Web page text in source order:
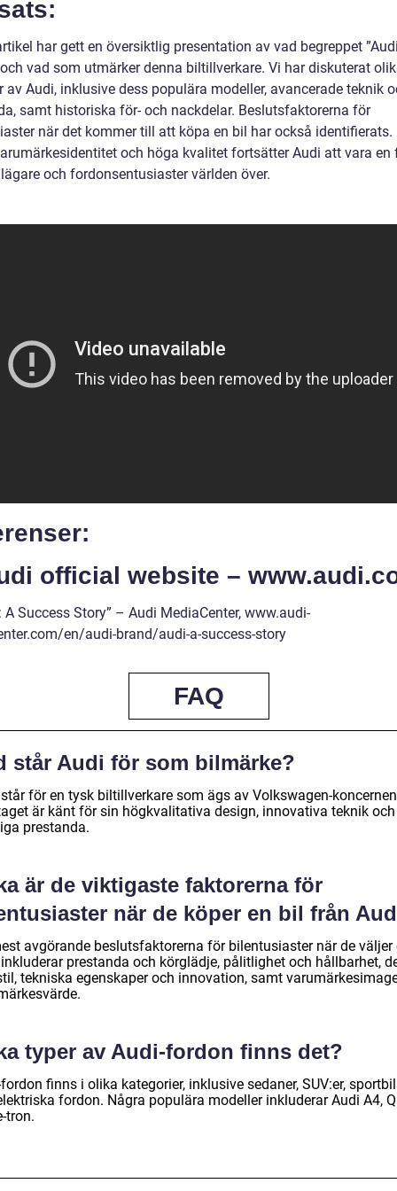
har gett en översiktlig presentation av vad begreppet
vad som utmärker denna biltillverkare. Vi har diskuterat
av Audi, inklusive dess populära modeller, avancerade teknik
samt historiska för- och nackdelar. Beslutsfaktorerna för
när det kommer till att köpa en bil har också identifierats.
och höga kvalitet fortsätter Audi att vara en
och fordonsentusiaster världen över.
official website –
A Success Story” – Audi MediaCenter, www.audi-
en/audi-brand/audi-a-success-story
FAQ
står Audi för som bilmärke?
för en tysk biltillverkare som ägs av Volkswagen-
är känt för sin högkvalitativa design, innovativa teknik och
prestanda.
är de viktigaste faktorerna för
när de köper en bil från
avgörande beslutsfaktorerna för bilentusiaster när de väljer
prestanda och körglädje, pålitlighet och hållbarhet,
tekniska egenskaper och innovation, samt
typer av Audi-fordon finns det?
finns i olika kategorier, inklusive sedaner, SUV:er,
fordon. Några populära modeller inkluderar Audi A4,
tron.